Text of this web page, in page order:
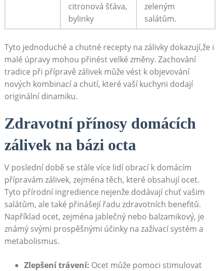
citronová šťáva,
bylinky
zeleným​
salátům.
Tyto jednoduché a chutné recepty na​ zálivky dokazují,že i
malé úpravy mohou přinést⁤ velké změny. Zachování
tradice při přípravě ‍zálivek může vést k objevování
nových kombinací a chutí, ⁣které⁣ vaší kuchyni dodají
originální dinamiku.
Zdravotní přínosy domácích
zálivek na bázi octa
V poslední době se stále více lidí ⁣obrací k ‌domácím
přípravám zálivek, zejména těch, které obsahují ocet.
Tyto přírodní ⁤ingredience nejenže‌ dodávají chuť vašim
‌salátům, ale také ⁤přinášejí řadu⁢ zdravotních benefitů.
Například ocet, zejména jablečný nebo balzamikový, je
známý svými⁢ prospěšnými⁣ účinky ⁣na zažívací systém a
metabolismus.
Zlepšení trávení: Ocet může pomoci stimulovat